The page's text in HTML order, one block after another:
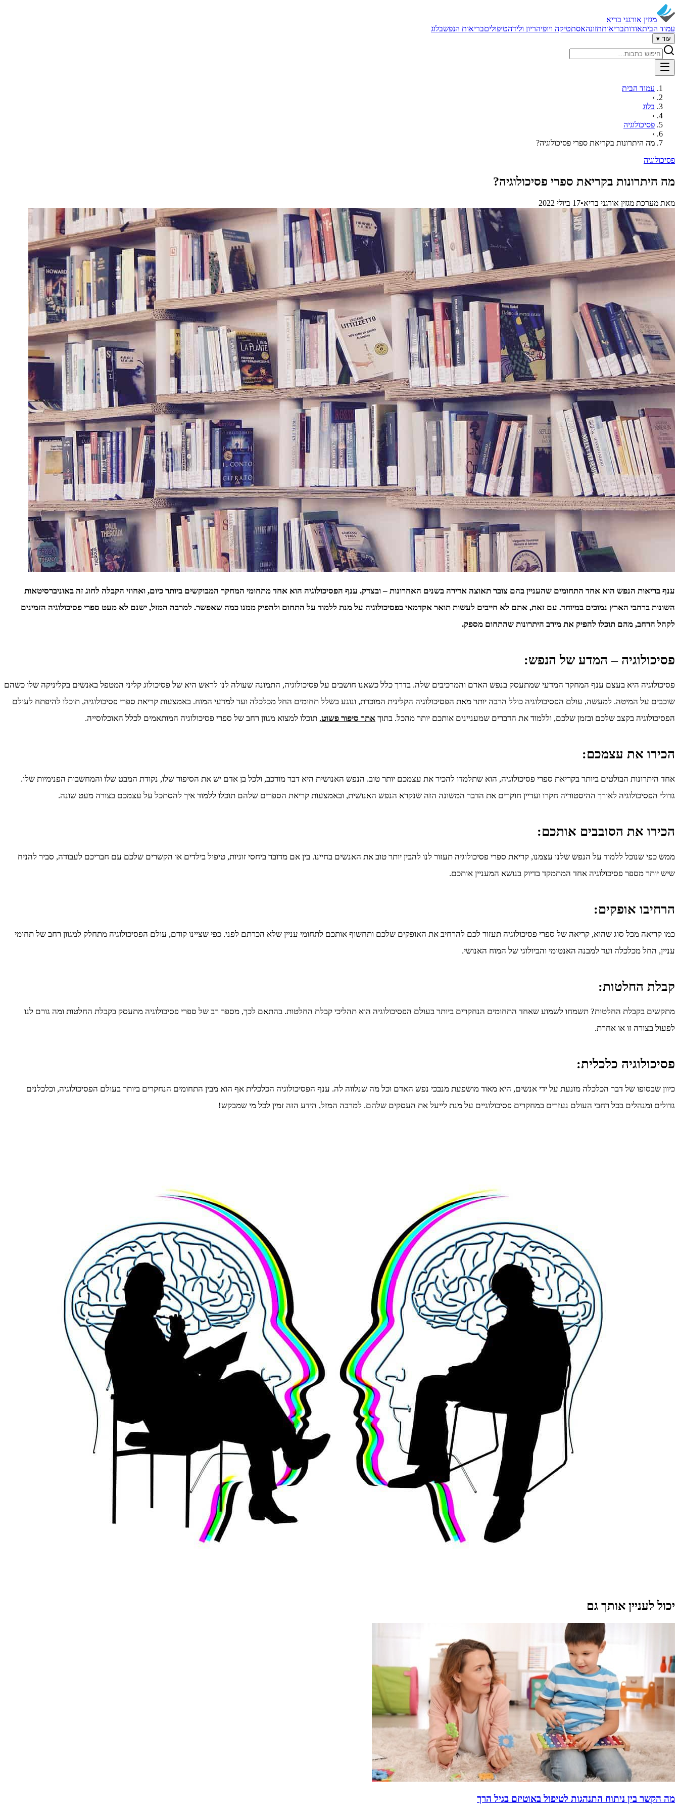
מגזין אורגני בריא
עמוד הביתאודותבריאותתזונהאסתטיקה ויופיהריון ולידהטיפוליםבריאות הנפשבלוג
עוד ▾
חיפוש באתר
עמוד הבית
›
בלוג
›
פסיכולוגיה
›
מה היתרונות בקריאת ספרי פסיכולוגיה?
פסיכולוגיה
מה היתרונות בקריאת ספרי פסיכולוגיה?
מאת מערכת מגזין אורגני בריא•17 ביולי 2022
ענף בריאות הנפש הוא אחד התחומים שהעניין בהם צובר תאוצה אדירה בשנים האחרונות – ובצדק. ענף הפסיכולוגיה הוא אחד מתחומי המחקר המבוקשים ביותר כיום, ואחוזי הקבלה לחוג זה באוניברסיטאות
השונות ברחבי הארץ נמוכים במיוחד. עם זאת, אתם לא חייבים לעשות תואר אקדמאי בפסיכולוגיה על מנת ללמוד על התחום ולהפיק ממנו כמה שאפשר. למרבה המזל, ישנם לא מעט ספרי פסיכולוגיה הזמינים
לקהל הרחב, מהם תוכלו להפיק את מירב היתרונות שהתחום מספק.
פסיכולוגיה – המדע של הנפש:
פסיכולוגיה היא בעצם ענף המחקר המדעי שמתעסק בנפש האדם והמרכיבים שלה. בדרך כלל כשאנו חושבים על פסיכולוגיה, התמונה שעולה לנו לראש היא של פסיכולוג קליני המטפל באנשים בקליניקה שלו כשהם
שוכבים על המיטה. למעשה, עולם הפסיכולוגיה כולל הרבה יותר מאת הפסיכולוגיה הקלינית המוכרת, ונוגע בשלל תחומים החל מכלכלה ועד למדעי המוח. באמצעות קריאת ספרי פסיכולוגיה, תוכלו להיפתח לעולם
הפסיכולוגיה בקצב שלכם ובזמן שלכם, וללמוד את הדברים שמעניינים אותכם יותר מהכל. בתוך אתר סיפור פשוט, תוכלו למצוא מגוון רחב של ספרי פסיכולוגיה המותאמים לכלל האוכלוסייה.
הכירו את עצמכם:
אחד היתרונות הבולטים ביותר בקריאת ספרי פסיכולוגיה, הוא שתלמדו להכיר את עצמכם יותר טוב. הנפש האנושית היא דבר מורכב, ולכל בן אדם יש את הסיפור שלו, נקודת המבט שלו והמחשבות הפנימיות שלו.
גדולי הפסיכולוגיה לאורך ההיסטוריה חקרו ועדיין חוקרים את הדבר המשונה הזה שנקרא הנפש האנושית, ובאמצעות קריאת הספרים שלהם תוכלו ללמוד איך להסתכל על עצמכם בצורה מעט שונה.
הכירו את הסובבים אותכם:
ממש כפי שנוכל ללמוד על הנפש שלנו עצמנו, קריאת ספרי פסיכולוגיה תעזור לנו להבין יותר טוב את האנשים בחיינו. בין אם מדובר ביחסי זוגיות, טיפול בילדים או הקשרים שלכם עם חבריכם לעבודה, סביר להניח
שיש יותר מספר פסיכולוגיה אחד המתמקד בדיוק בנושא המעניין אותכם.
הרחיבו אופקים:
כמו קריאה מכל סוג שהוא, קריאה של ספרי פסיכולוגיה תעזור לכם להרחיב את האופקים שלכם ותחשוף אותכם לתחומי עניין שלא הכרתם לפני. כפי שציינו קודם, עולם הפסיכולוגיה מתחלק למגוון רחב של תחומי
עניין, החל מכלכלה ועד למבנה האנטומי והביולוגי של המוח האנושי.
קבלת החלטות:
מתקשים בקבלת החלטות? תשמחו לשמוע שאחד התחומים הנחקרים ביותר בעולם הפסיכולוגיה הוא תהליכי קבלת החלטות. בהתאם לכך, מספר רב של ספרי פסיכולוגיה מתעסק בקבלת החלטות ומה גורם לנו
לפעול בצורה זו או אחרת.
פסיכולוגיה כלכלית:
כיוון שבסופו של דבר הכלכלה מונעת על ידי אנשים, היא מאוד מושפעת מנבכי נפש האדם וכל מה שנלווה לה. ענף הפסיכולוגיה הכלכלית אף הוא מבין התחומים הנחקרים ביותר בעולם הפסיכולוגיה, וכלכלנים
גדולים ומנהלים בכל רחבי העולם נעזרים במחקרים פסיכולוגיים על מנת לייעל את העסקים שלהם. למרבה המזל, הידע הזה זמין לכל מי שמבקש!
יכול לעניין אותך גם
מה הקשר בין ניתוח התנהגות לטיפול באוטיזם בגיל הרך